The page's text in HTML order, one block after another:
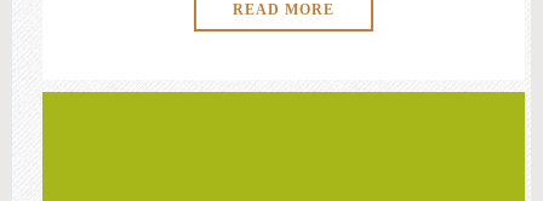
READ MORE